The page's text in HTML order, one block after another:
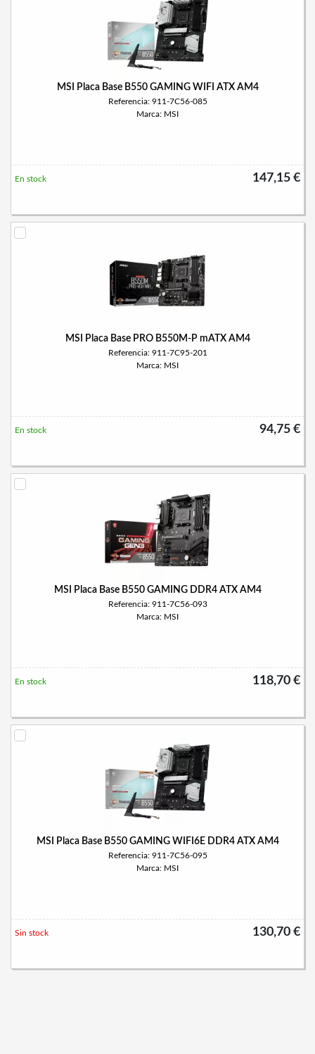
MSI Placa Base B550 GAMING WIFI ATX AM4
Referencia: 911-7C56-085
Marca: MSI
147,15 €
En stock
MSI Placa Base PRO B550M-P mATX AM4
Referencia: 911-7C95-201
Marca: MSI
94,75 €
En stock
MSI Placa Base B550 GAMING DDR4 ATX AM4
Referencia: 911-7C56-093
Marca: MSI
118,70 €
En stock
MSI Placa Base B550 GAMING WIFI6E DDR4 ATX AM4
Referencia: 911-7C56-095
Marca: MSI
130,70 €
Sin stock